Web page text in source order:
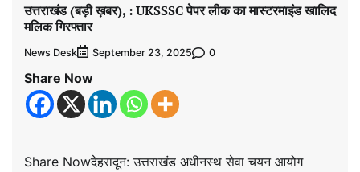
उत्तराखंड (बड़ी ख़बर), : UKSSSC पेपर लीक का मास्टरमाइंड खालिद
मलिक गिरफ्तार
News Desk September 23, 2025 0
Share Now
Share Nowदेहरादून: उत्तराखंड अधीनस्थ सेवा चयन आयोग